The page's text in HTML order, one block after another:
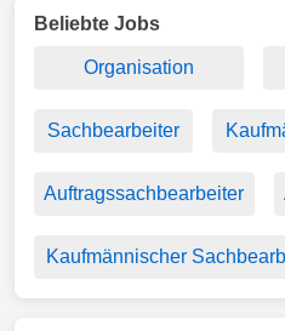
Beliebte Jobs
Organisation
Sachbearbeiter
Auftragssachbearbeiter
Kaufmännischer